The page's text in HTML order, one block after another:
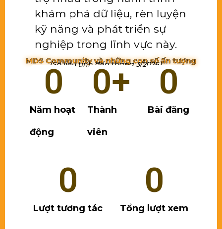
khám phá dữ liệu, rèn luyện
kỹ năng và phát triển sự
nghiệp trong lĩnh vực này.
MDS Community và những con số ấn tượng
(Số liệu tính đến tháng 3/2026)
Năm hoạt
động
0
Thành
viên
0+
Bài đăng
0
Lượt tương tác
0
Tổng lượt xem
0